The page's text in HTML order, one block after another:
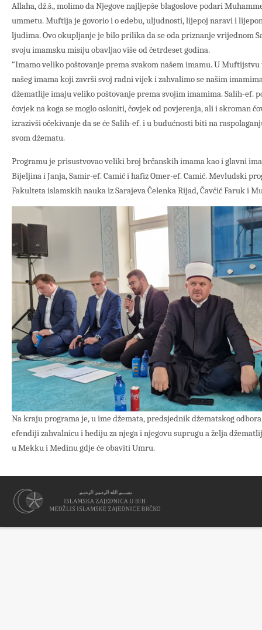
Allaha, dž.š., molimo da Njegove najljepše blagoslove podari
ummetu. Muftija je govorio i o edebu, uljudnosti, lijepoj naravi i
ljudima. Ovo okupljanje je bilo prilika da se oda priznanje vrijednom
svoju imamsku misiju obavljao više od četrdeset godina.
“Imamo veliko poštovanje prema svakom našem imamu. U
našeg imama koji završi svoj radni vijek i zahvalimo se našim
džematlije imaju veliko poštovanje prema svojim imamima. Salih-ef.
čovjek na koga se moglo osloniti, čovjek od povjerenja, ali i skroman
izrazivši očekivanje da se će Salih-ef. i u budućnosti biti na
svom džematu.
Programu je prisustvovao veliki broj brčanskih imama kao i glavni
Bijeljina i Janja, Samir-ef. Camić i hafiz Omer-ef. Camić. Mevludski
Fakulteta islamskih nauka iz Sarajeva Čelenka Rijad, Čavčić Faruk i
Na kraju programa je, u ime džemata, predsjednik džematskog
efendiji zahvalnicu i hediju za njega i njegovu suprugu a želja
u Mekku i Medinu gdje će obaviti Umru.